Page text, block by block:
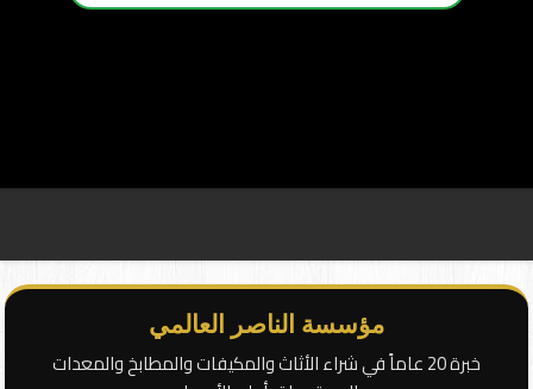
مؤسسة الناصر العالمي
خبرة 20 عاماً في شراء الأثاث والمكيفات والمطابخ والمعدات